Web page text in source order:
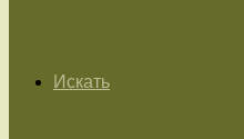
Искать